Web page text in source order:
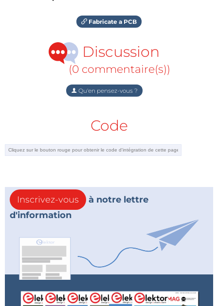
Fabricate a PCB
Discussion
(0 commentaire(s))
Qu'en pensez-vous ?
Code
Inscrivez-vous
à notre lettre
d'information